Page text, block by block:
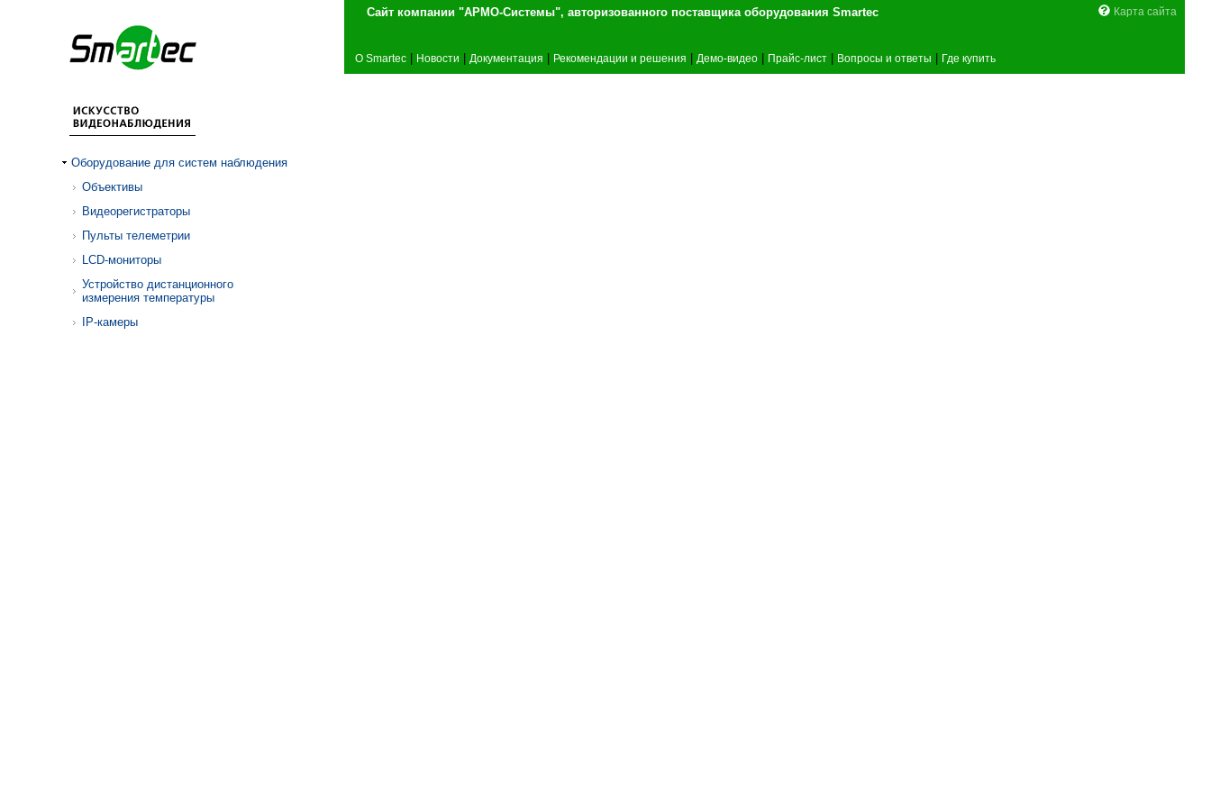
Сайт компании "АРМО-Системы", авторизованного поставщика оборудования Smartec Карта сайта
О Smartec Новости Документация Рекомендации и решения Демо-видео Прайс-лист Вопросы и ответы Где купить
Оборудование для систем наблюдения
Объективы
Видеорегистраторы
Пульты телеметрии
LCD-мониторы
Устройство дистанционного
измерения температуры
IP-камеры